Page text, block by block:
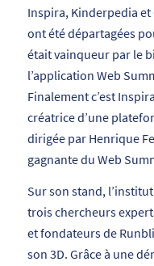
Inspira, Kinderpedia et
ontétédépartagées
étaitvainqueur par le
l’application Web
Finalement c’est
créatrice d’une
dirigée par Henrique
gagnante du Web
Sur son stand,
trois chercheurs
et fondateurs de
son 3D. Grâce à une